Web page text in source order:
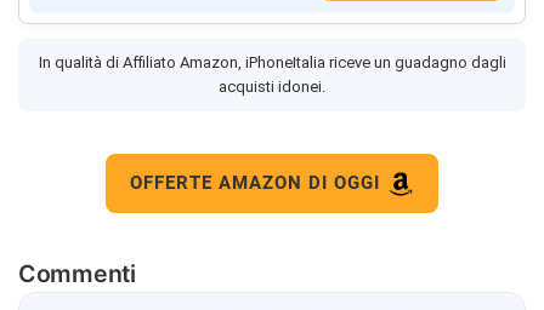
In qualità di Affiliato Amazon, iPhoneItalia riceve un guadagno dagli
acquisti idonei.
OFFERTE AMAZON DI OGGI
Commenti